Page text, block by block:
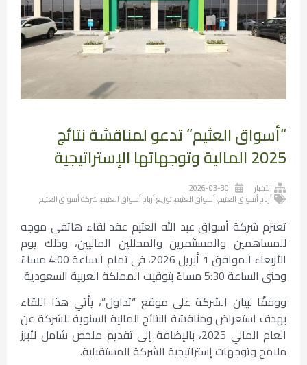
“أسواق العثيم” تدعو لمناقشة نتائج
2025 المالية وتوجهاتها الإستراتيجية
الأخبار
2026-03-30
أرباح أسواق العثيم,أسواق العثيم,توزيع أرباح أسواق العثيم,شركة أسواق العثيم
تعتزم شركة أسواق عبد الله العثيم عقد لقاء هاتفي موجه
للمساهمين والمستثمرين والمحللين الماليين، وذلك يوم
الأربعاء الموافق 1 أبريل 2026، في تمام الساعة 4:00 مساءً
وحتى الساعة 5:30 مساءً بتوقيت المملكة العربية السعودية.
ووفقًا لبيان الشركة على موقع “تداول”، يأتي هذا اللقاء
بهدف استعراض ومناقشة النتائج المالية السنوية للشركة عن
العام المالي 2025، بالإضافة إلى تقديم ملخص شامل لأبرز
ملامح وتوجهات إستراتيجية الشركة المستقبلية.